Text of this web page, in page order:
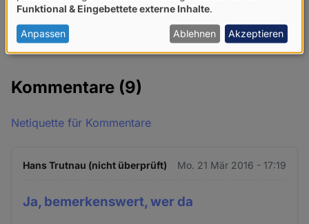
DateiAbschlussbericht der Kommission
Kommentare (9)
Netiquette für Kommentare
Hans Trutnau (nicht überprüft) Mo. 21 Mär 2016 - 17:19
Ja, bemerkenswert, wer da
von
personenbezogenen
Daten
Cookies
Funktional & Eingebettete externe Inhalte
Anpassen Ablehnen Akzeptieren